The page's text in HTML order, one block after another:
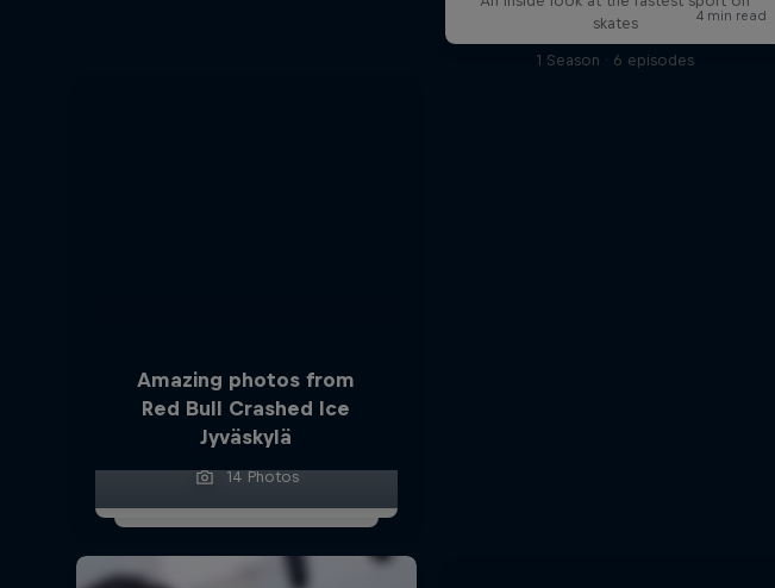
Amazing photos from
Red Bull Crashed Ice
Jyväskylä
14 Photos
skates
1 Season · 6 episodes